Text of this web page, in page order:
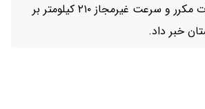
پورشه به‌دلیل تخلفات مکرر و سرعت غیرمجاز ۲۱۰ کیلومتر بر
خبر داد.